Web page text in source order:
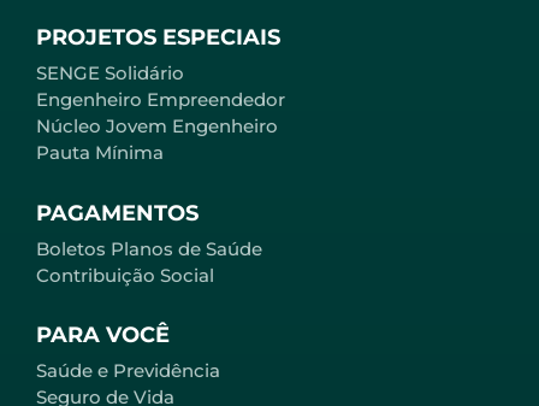
PARA VOCÊ
Saúde e Previdência
Seguro de Vida
PROJETOS ESPECIAIS
SENGE Solidário
Engenheiro Empreendedor
Núcleo Jovem Engenheiro
Pauta Mínima
PAGAMENTOS
Boletos Planos de Saúde
Contribuição Social